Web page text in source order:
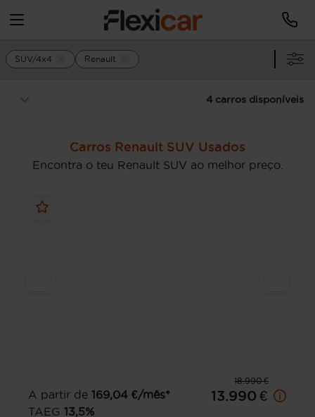
SUV/4x4 Renault
4 carros disponíveis
Carros Renault SUV Usados
Encontra o teu Renault SUV ao melhor preço.
18.990 €
A partir de 169,04 €/mês*
TAEG 13,5%
13.990 €